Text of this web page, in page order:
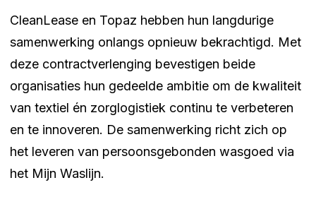
CleanLease en Topaz hebben hun langdurige
samenwerking onlangs opnieuw bekrachtigd. Met
deze contractverlenging bevestigen beide
organisaties hun gedeelde ambitie om de kwaliteit
van textiel én zorglogistiek continu te verbeteren
en te innoveren. De samenwerking richt zich op
het leveren van persoonsgebonden wasgoed via
het Mijn Waslijn.